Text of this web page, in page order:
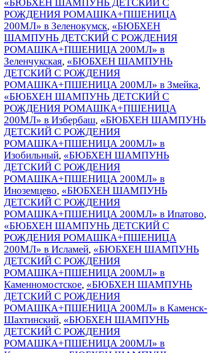
РОЖДЕНИЯ РОМАШКА+ПШЕНИЦА
200МЛ» в Зеленокумск, «БЮБХЕН
ШАМПУНЬ ДЕТСКИЙ С РОЖДЕНИЯ
РОМАШКА+ПШЕНИЦА 200МЛ» в
Зеленчукская, «БЮБХЕН ШАМПУНЬ
ДЕТСКИЙ С РОЖДЕНИЯ
РОМАШКА+ПШЕНИЦА 200МЛ» в Змейка,
«БЮБХЕН ШАМПУНЬ ДЕТСКИЙ С
РОЖДЕНИЯ РОМАШКА+ПШЕНИЦА
200МЛ» в Избербаш, «БЮБХЕН ШАМПУНЬ
ДЕТСКИЙ С РОЖДЕНИЯ
РОМАШКА+ПШЕНИЦА 200МЛ» в
Изобильный, «БЮБХЕН ШАМПУНЬ
ДЕТСКИЙ С РОЖДЕНИЯ
РОМАШКА+ПШЕНИЦА 200МЛ» в
Иноземцево, «БЮБХЕН ШАМПУНЬ
ДЕТСКИЙ С РОЖДЕНИЯ
РОМАШКА+ПШЕНИЦА 200МЛ» в Ипатово,
«БЮБХЕН ШАМПУНЬ ДЕТСКИЙ С
РОЖДЕНИЯ РОМАШКА+ПШЕНИЦА
200МЛ» в Исламей, «БЮБХЕН ШАМПУНЬ
ДЕТСКИЙ С РОЖДЕНИЯ
РОМАШКА+ПШЕНИЦА 200МЛ» в
Каменномостское, «БЮБХЕН ШАМПУНЬ
ДЕТСКИЙ С РОЖДЕНИЯ
РОМАШКА+ПШЕНИЦА 200МЛ» в Каменск-
Шахтинский, «БЮБХЕН ШАМПУНЬ
ДЕТСКИЙ С РОЖДЕНИЯ
РОМАШКА+ПШЕНИЦА 200МЛ» в